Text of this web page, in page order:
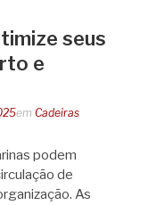
seus
e
em Cadeiras
podem
de
As